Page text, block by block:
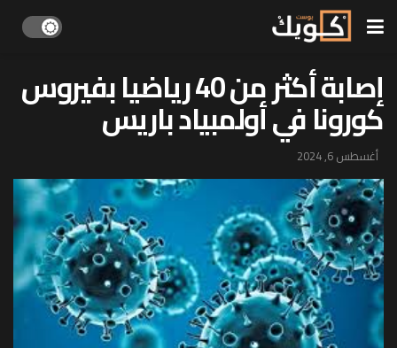
إصابة أكثر من 40 رياضيا بفيروس
كورونا في أولمبياد باريس
أغسطس 6, 2024